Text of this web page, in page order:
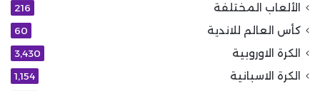
الألعاب المختلفة 216
كأس العالم للاندية 60
الكرة الاوروبية 3٬430
الكرة الاسبانية 1٬154